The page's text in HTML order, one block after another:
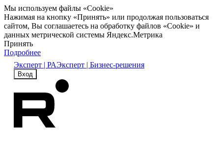
Мы используем файлы «Cookie»
Нажимая на кнопку «Принять» или продолжая пользоваться
сайтом, Вы соглашаетесь на обработку файлов «Cookie» и
данных метрической системы Яндекс.Метрика
Принять
Подробнее
Эксперт | РАЭксперт | Бизнес-решения
Вход